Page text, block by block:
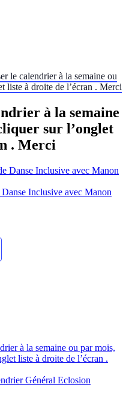
le calendrier à la semaine ou
liste à droite de l’écran . Merci
à la semaine
sur l’onglet
. Merci
Danse Inclusive avec Manon
Inclusive avec Manon
à la semaine ou par mois,
liste à droite de l’écran .
Général Eclosion